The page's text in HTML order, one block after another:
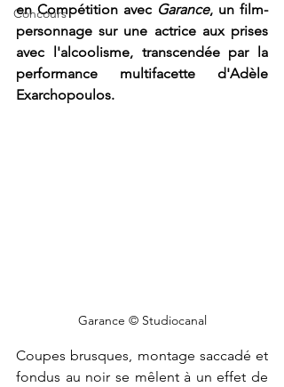
Concours
en Compétition avec Garance, un film-
personnage sur une actrice aux prises
avec l'alcoolisme, transcendée par la
performance multifacette d'Adèle
Exarchopoulos.
Garance © Studiocanal
Coupes brusques, montage saccadé et
fondus au noir se mêlent à un effet de